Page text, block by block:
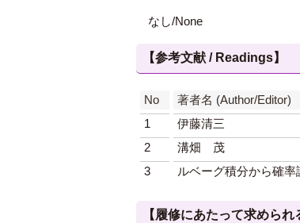
なし/None
【参考文献 / Readings】
No 著者名 (Author/Editor)
1
伊藤清三
2
溝畑 茂
3
ルベーグ積分から確率
【履修にあたって求めら